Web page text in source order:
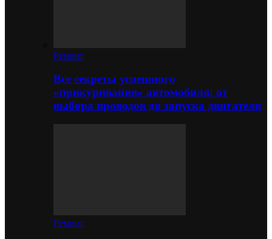
Ремонт
Все секреты успешного
«прикуривания» автомобиля: от
выбора проводов до запуска двигателя
Ремонт